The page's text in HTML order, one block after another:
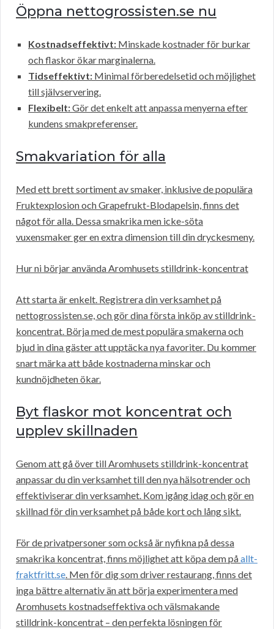
Öppna nettogrossisten.se nu
Kostnadseffektivt: Minskade kostnader för burkar
och flaskor ökar marginalerna.
Tidseffektivt: Minimal förberedelsetid och möjlighet
till självservering.
Flexibelt:Gör det enkelt att anpassa menyerna efter
kundens smakpreferenser.
Smakvariation för alla
Med ett brett sortiment av smaker, inklusive de populära
Fruktexplosion och Grapefrukt-Blodapelsin, finns det
något för alla. Dessa smakrika men icke-söta
vuxensmaker ger en extra dimension till din dryckesmeny.
Hur ni börjar använda Aromhusets stilldrink-koncentrat
Att starta är enkelt. Registrera din verksamhet på
nettogrossisten.se, och gör dina första inköp av stilldrink-
koncentrat. Börja med de mest populära smakerna och
bjud in dina gäster att upptäcka nya favoriter. Du kommer
snart märka att både kostnaderna minskar och
kundnöjdheten ökar.
Byt flaskor mot koncentrat och
upplev skillnaden
Genom att gå över till Aromhusets stilldrink-koncentrat
anpassar du din verksamhet till den nya hälsotrender och
effektiviserar din verksamhet. Kom igång idag och gör en
skillnad för din verksamhet på både kort och lång sikt.
För de privatpersoner som också är nyfikna på dessa
smakrika koncentrat, finns möjlighet att köpa dem påallt-
fraktfritt.se. Men för dig som driver restaurang, finns det
inga bättre alternativ än att börja experimentera med
Aromhusets kostnadseffektiva och välsmakande
stilldrink-koncentrat – den perfekta lösningen för